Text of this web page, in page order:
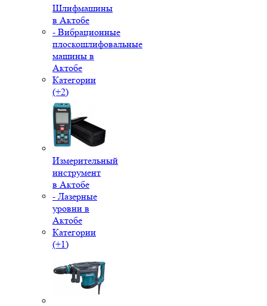
Шлифмашины
в Актобе
- Вибрационные
плоскошлифовальные
машины в
Актобе
Категории
(+2)
Измерительный
инструмент
в Актобе
- Лазерные
уровни в
Актобе
Категории
(+1)